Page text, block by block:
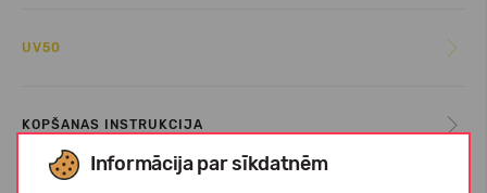
Informācija par sīkdatnēm
UV50
KOPŠANAS INSTRUKCIJA